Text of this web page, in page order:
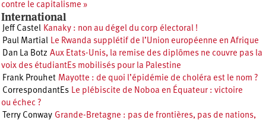
contre le capitalisme »
International
Jeff Castel Kanaky : non au dégel du corp électoral !
Paul Martial Le Rwanda supplétif de l’Union européenne en Afrique
Dan La Botz Aux Etats-Unis, la remise des diplômes ne couvre pas la
voix des étudiantEs mobilisés pour la Palestine
Frank Prouhet Mayotte : de quoi l’épidémie de choléra est le nom ?
CorrespondantEs Le plébiscite de Noboa en Équateur : victoire
ou échec ?
Terry Conway Grande-Bretagne : pas de frontières, pas de nations,